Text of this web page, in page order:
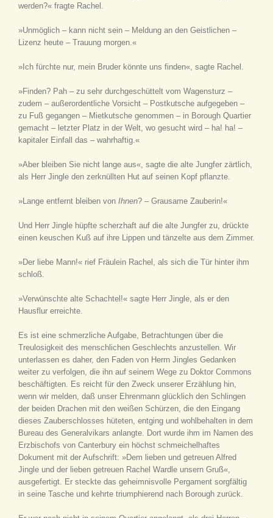
werden?« fragte Rachel.
»Unmöglich – kann nicht sein – Meldung an den Geistlichen –
Lizenz heute – Trauung morgen.«
»Ich fürchte nur, mein Bruder könnte uns finden«, sagte Rachel.
»Finden? Pah – zu sehr durchgeschüttelt vom Wagensturz –
zudem – außerordentliche Vorsicht – Postkutsche aufgegeben –
zu Fuß gegangen – Mietkutsche genommen – in Borough Quartier
gemacht – letzter Platz in der Welt, wo gesucht wird – ha! ha! –
kapitaler Einfall das – wahrhaftig.«
»Aber bleiben Sie nicht lange aus«, sagte die alte Jungfer zärtlich,
als Herr Jingle den zerknüllten Hut auf seinen Kopf pflanzte.
»Lange entfernt bleiben von Ihnen? – Grausame Zauberin!«
Und Herr Jingle hüpfte scherzhaft auf die alte Jungfer zu, drückte
einen keuschen Kuß auf ihre Lippen und tänzelte aus dem Zimmer.
»Der liebe Mann!« rief Fräulein Rachel, als sich die Tür hinter ihm
schloß.
»Verwünschte alte Schachtel!« sagte Herr Jingle, als er den
Hausflur erreichte.
Es ist eine schmerzliche Aufgabe, Betrachtungen über die
Treulosigkeit des menschlichen Geschlechts anzustellen. Wir
unterlassen es daher, den Faden von Herrn Jingles Gedanken
weiter zu verfolgen, die ihn auf seinem Wege zu Doktor Commons
beschäftigten. Es reicht für den Zweck unserer Erzählung hin,
wenn wir melden, daß unser Ehrenmann glücklich den Schlingen
der beiden Drachen mit den weißen Schürzen, die den Eingang
dieses Zauberschlosses hüteten, entging und wohlbehalten in dem
Bureau des Generalvikars anlangte. Dort wurde ihm im Namen des
Erzbischofs von Canterbury ein höchst schmeichelhaftes
Dokument mit der Aufschrift: »Dem lieben und getreuen Alfred
Jingle und der lieben getreuen Rachel Wardle unsern Gruß«,
ausgefertigt. Er steckte das geheimnisvolle Pergament sorgfältig
in seine Tasche und kehrte triumphierend nach Borough zurück.